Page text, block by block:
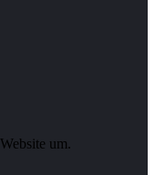
um.